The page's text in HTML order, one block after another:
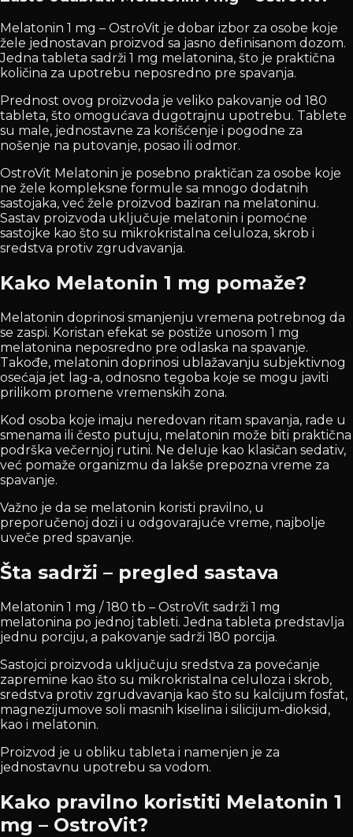
Melatonin 1 mg – OstroVit je dobar izbor za osobe koje
žele jednostavan proizvod sa jasno definisanom dozom.
Jedna tableta sadrži 1 mg melatonina, što je praktična
količina za upotrebu neposredno pre spavanja.
Prednost ovog proizvoda je veliko pakovanje od 180
tableta, što omogućava dugotrajnu upotrebu. Tablete
su male, jednostavne za korišćenje i pogodne za
nošenje na putovanje, posao ili odmor.
OstroVit Melatonin je posebno praktičan za osobe koje
ne žele kompleksne formule sa mnogo dodatnih
sastojaka, već žele proizvod baziran na melatoninu.
Sastav proizvoda uključuje melatonin i pomoćne
sastojke kao što su mikrokristalna celuloza, skrob i
sredstva protiv zgrudvavanja.
Kako Melatonin 1 mg pomaže?
Melatonin doprinosi smanjenju vremena potrebnog da
se zaspi. Koristan efekat se postiže unosom 1 mg
melatonina neposredno pre odlaska na spavanje.
Takođe, melatonin doprinosi ublažavanju subjektivnog
osećaja jet lag-a, odnosno tegoba koje se mogu javiti
prilikom promene vremenskih zona.
Kod osoba koje imaju neredovan ritam spavanja, rade u
smenama ili često putuju, melatonin može biti praktična
podrška večernjoj rutini. Ne deluje kao klasičan sedativ,
već pomaže organizmu da lakše prepozna vreme za
spavanje.
Važno je da se melatonin koristi pravilno, u
preporučenoj dozi i u odgovarajuće vreme, najbolje
uveče pred spavanje.
Šta sadrži – pregled sastava
Melatonin 1 mg / 180 tb – OstroVit sadrži 1 mg
melatonina po jednoj tableti. Jedna tableta predstavlja
jednu porciju, a pakovanje sadrži 180 porcija.
Sastojci proizvoda uključuju sredstva za povećanje
zapremine kao što su mikrokristalna celuloza i skrob,
sredstva protiv zgrudvavanja kao što su kalcijum fosfat,
magnezijumove soli masnih kiselina i silicijum-dioksid,
kao i melatonin.
Proizvod je u obliku tableta i namenjen je za
jednostavnu upotrebu sa vodom.
Kako pravilno koristiti Melatonin 1
mg – OstroVit?